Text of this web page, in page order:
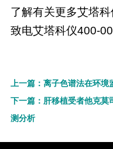
了解有关更多艾塔科
致电艾塔科仪400-
上一篇：离子色谱法在环
下一篇：肝移植受者他克莫
测分析